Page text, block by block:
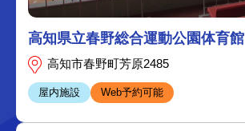
高知県立春野総合運動公園体育館
高知市春野町芳原2485
屋内施設 Web予約可能